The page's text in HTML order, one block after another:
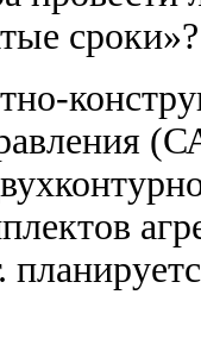
сроки»?